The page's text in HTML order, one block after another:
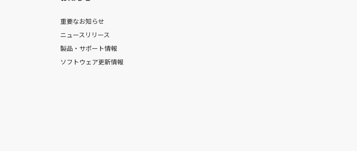
重要なお知らせ
ニュースリリース
製品・サポート情報
ソフトウェア更新情報